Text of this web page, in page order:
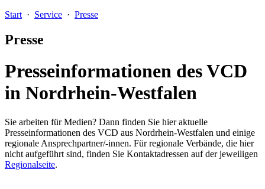
Start · Service · Presse
Presse
Presseinformationen des VCD
in Nordrhein-Westfalen
Sie arbeiten für Medien? Dann finden Sie hier aktuelle
Presseinformationen des VCD aus Nordrhein-Westfalen und einige
regionale Ansprechpartner/-innen. Für regionale Verbände, die hier
nicht aufgeführt sind, finden Sie Kontaktadressen auf der jeweiligen
Regionalseite.